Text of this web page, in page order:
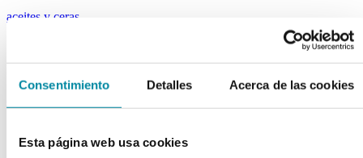
Consentimiento Detalles Acerca de las cookies
Esta página web usa cookies
aceites y ceras
Perfumes